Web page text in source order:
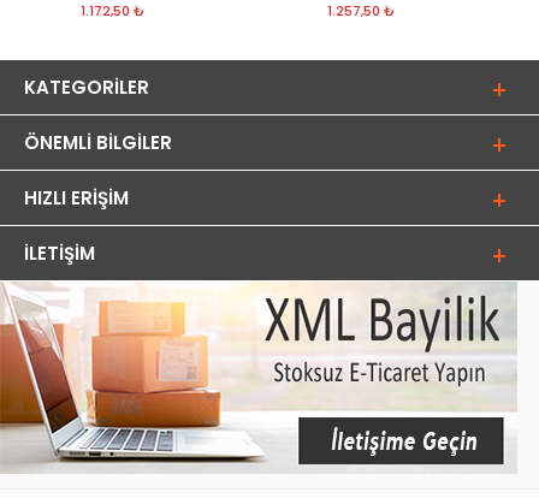
1.172,50 ₺ 1.257,50 ₺
KATEGORILER
ÖNEMLI BILGILER
HIZLI ERIŞIM
İLETIŞIM